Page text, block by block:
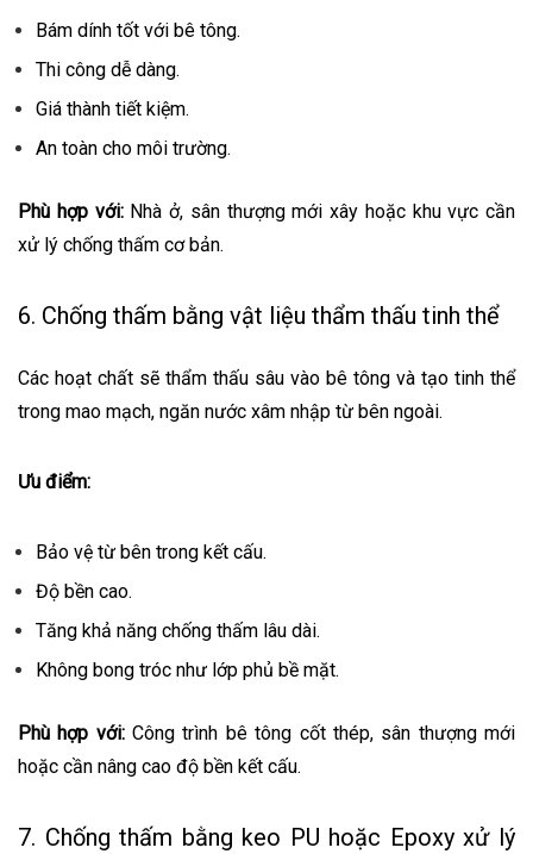
Bám dính tốt với bê tông.
Thi công dễ dàng.
Giá thành tiết kiệm.
An toàn cho môi trường.
Phù hợp với:Nhà ở, sân thượng mới xây hoặc khu vực cần
xử lý chống thấm cơ bản.
6. Chống thấm bằng vật liệu thẩm thấu tinh thể
Các hoạt chất sẽ thẩm thấu sâu vào bê tông và tạo tinh thể
trong mao mạch, ngăn nước xâm nhập từ bên ngoài.
Ưu điểm:
Bảo vệ từ bên trong kết cấu.
Độ bền cao.
Tăng khả năng chống thấm lâu dài.
Không bong tróc như lớp phủ bề mặt.
Phù hợp với:Công trình bê tông cốt thép, sân thượng mới
hoặc cần nâng cao độ bền kết cấu.
7. Chống thấm bằng keo PU hoặc Epoxy xử lý